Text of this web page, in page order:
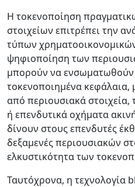
Η τοκενοποίηση
στοιχείων επιτρέπει την
τύπων
ψηφιοποίηση των
μπορούν να
τοκενοποιημένα
από περιουσιακά
ή επενδυτικά οχήματα
δίνουν στους επενδυτές
δεξαμενές περιουσιακών
ελκυστικότητα των
Ταυτόχρονα, η τεχνολογία